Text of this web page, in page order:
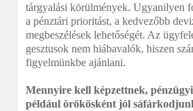
tárgyalási körülmények. Ugyanilyen
a pénztári prioritást, a kedvezőbb
megbeszélések lehetőségét. Az
gesztusok nem hiábavalók, hiszen
figyelmünkbe ajánlani.
Mennyire kell képzettnek,
például örökösként jól